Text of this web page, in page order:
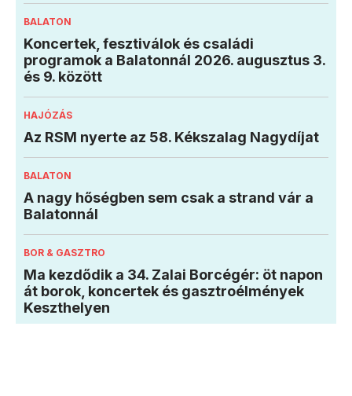
BALATON
Koncertek, fesztiválok és családi
programok a Balatonnál 2026. augusztus 3.
és 9. között
HAJÓZÁS
Az RSM nyerte az 58. Kékszalag Nagydíjat
BALATON
A nagy hőségben sem csak a strand vár a
Balatonnál
BOR & GASZTRO
Ma kezdődik a 34. Zalai Borcégér: öt napon
át borok, koncertek és gasztroélmények
Keszthelyen